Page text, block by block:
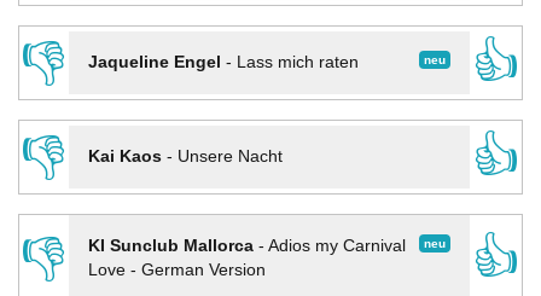
👎
neu
Jaqueline Engel - Lass mich raten
👍
👎
Kai Kaos- Unsere Nacht
👍
👎
neu
KI Sunclub Mallorca- Adios my Carnival
Love - German Version
👍